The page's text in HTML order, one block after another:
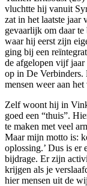
vluchtte hij vanuit
zat in het laatste jaar
gevaarlijk om daar
waar hij eerst zijn
ging bij een
de afgelopen vijf jaar
op in De Verbinders.
mensen weer aan
Zelf woont hij in
goed een “thuis”.
te maken met veel
Maar mijn motto is:
oplossing.’ Dus is er
bijdrage. Er zijn
krijgen als je
hier mensen uit de